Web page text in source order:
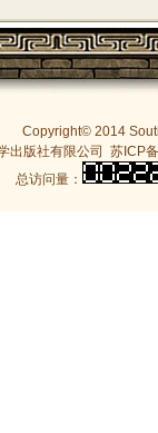
Copyright© 2014
出版社有限公司 苏ICP
总访问量：